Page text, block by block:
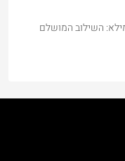
השילוב המושלם